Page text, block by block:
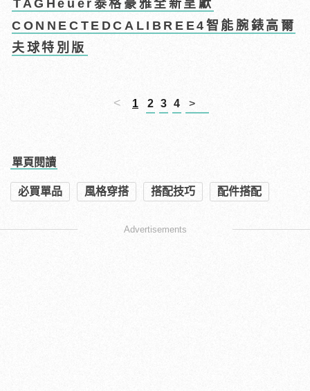
TAGHeuer泰格豪雅全新呈獻
CONNECTEDCALIBREE4智能腕錶高爾
夫球特別版
< 1 2 3 4 >
單頁閱讀
必買單品 風格穿搭 搭配技巧 配件搭配
Advertisements